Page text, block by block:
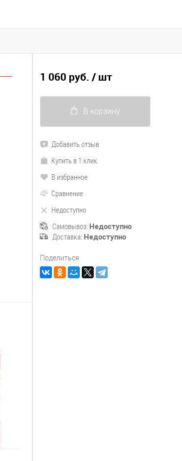
1 060 руб. / шт
В корзину
Добавить отзыв
Купить в 1 клик
В избранное
Сравнение
Недоступно
Самовывоз: Недоступно
Доставка: Недоступно
Поделиться